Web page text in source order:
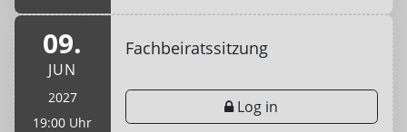
09.
JUN
2027
19:00 Uhr
Fachbeiratssitzung
Log in